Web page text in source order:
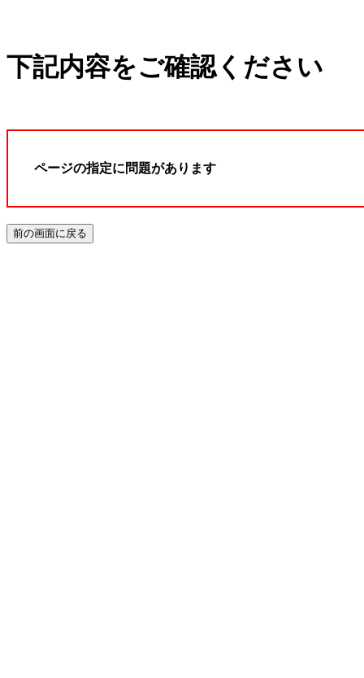
下記内容をご確認ください
ページの指定に問題があります